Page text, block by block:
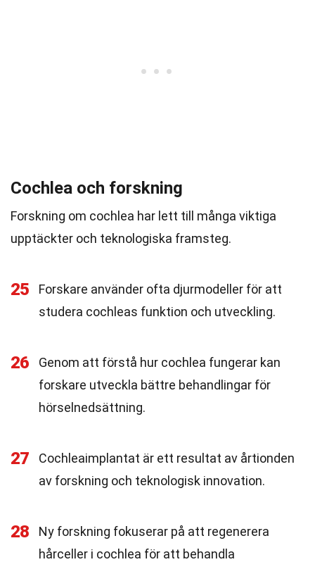
Cochlea och forskning
Forskning om cochlea har lett till många viktiga
upptäckter och teknologiska framsteg.
25
Forskare använder ofta djurmodeller för att
studera cochleas funktion och utveckling.
26
Genom att förstå hur cochlea fungerar kan
forskare utveckla bättre behandlingar för
hörselnedsättning.
27
Cochleaimplantat är ett resultat av årtionden
av forskning och teknologisk innovation.
28
Ny forskning fokuserar på att regenerera
hårceller i cochlea för att behandla